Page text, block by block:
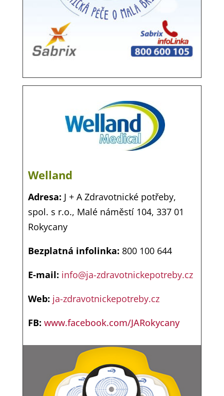
Welland
Adresa: J + A Zdravotnické potřeby,
spol. s r.o., Malé náměstí 104, 337 01
Rokycany
Bezplatná infolinka: 800 100 644
E-mail: info@ja-zdravotnickepotreby.cz
Web: ja-zdravotnickepotreby.cz
FB: www.facebook.com/JARokycany